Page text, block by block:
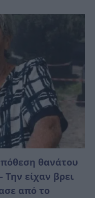
θανάτου
Την είχαν βρει
από το